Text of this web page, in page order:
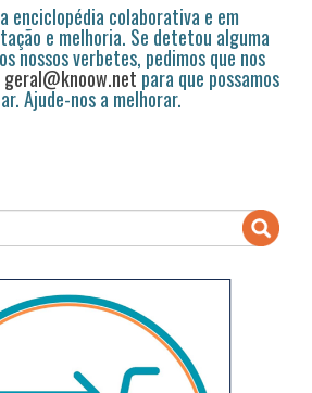
enciclopédia colaborativa e em
e melhoria. Se detetou alguma
nossos verbetes, pedimos que nos
geral@knoow.netpara que possamos
Ajude-nos a melhorar.